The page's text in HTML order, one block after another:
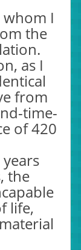
I
the
as I
from
time-
of 420
the
life,